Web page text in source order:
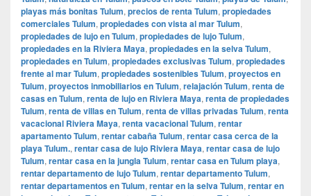
playas más bonitas Tulum, precios de renta Tulum, propiedades
comerciales Tulum, propiedades con vista al mar Tulum,
propiedades de lujo en Tulum, propiedades de lujo Tulum,
propiedades en la Riviera Maya, propiedades en la selva Tulum,
propiedades en Tulum, propiedades exclusivas Tulum, propiedades
frente al mar Tulum, propiedades sostenibles Tulum, proyectos en
Tulum, proyectos inmobiliarios en Tulum, relajación Tulum, renta de
casas en Tulum, renta de lujo en Riviera Maya, renta de propiedades
Tulum, renta de villas en Tulum, renta de villas privadas Tulum, renta
vacacional Riviera Maya, renta vacacional Tulum, rentar
apartamento Tulum, rentar cabaña Tulum, rentar casa cerca de la
playa Tulum., rentar casa de lujo Riviera Maya, rentar casa de lujo
Tulum, rentar casa en la jungla Tulum, rentar casa en Tulum playa,
rentar departamento de lujo Tulum, rentar departamento Tulum,
rentar departamentos en Tulum, rentar en la selva Tulum, rentar en